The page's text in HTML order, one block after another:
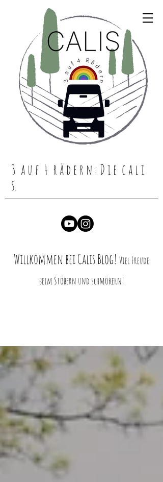
3 a u f 4 r ä d e r n : D i e c a l i
s.
Willkommen bei Calis Blog! Viel Freude
beim Stöbern und schmökern!